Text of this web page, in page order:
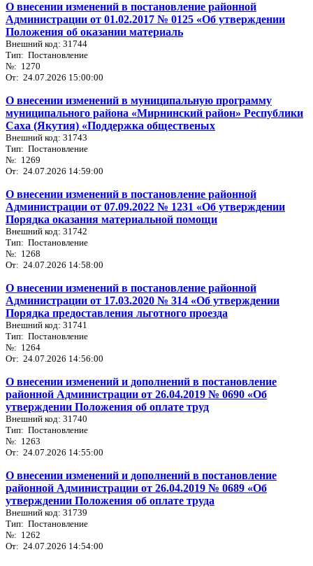
О внесении изменений в постановление районной
Администрации от 01.02.2017 № 0125 «Об утверждении
Положения об оказании материаль
Внешний код: 31744
Тип: Постановление
№: 1270
От: 24.07.2026 15:00:00
О внесении изменений в муниципальную программу
муниципального района «Мирнинский район» Республики
Саха (Якутия) «Поддержка общественых
Внешний код: 31743
Тип: Постановление
№: 1269
От: 24.07.2026 14:59:00
О внесении изменений в постановление районной
Администрации от 07.09.2022 № 1231 «Об утверждении
Порядка оказания материальной помощи
Внешний код: 31742
Тип: Постановление
№: 1268
От: 24.07.2026 14:58:00
О внесении изменений в постановление районной
Администрации от 17.03.2020 № 314 «Об утверждении
Порядка предоставления льготного проезда
Внешний код: 31741
Тип: Постановление
№: 1264
От: 24.07.2026 14:56:00
О внесении изменений и дополнений в постановление
районной Администрации от 26.04.2019 № 0690 «Об
утверждении Положения об оплате труд
Внешний код: 31740
Тип: Постановление
№: 1263
От: 24.07.2026 14:55:00
О внесении изменений и дополнений в постановление
районной Администрации от 26.04.2019 № 0689 «Об
утверждении Положения об оплате труда
Внешний код: 31739
Тип: Постановление
№: 1262
От: 24.07.2026 14:54:00